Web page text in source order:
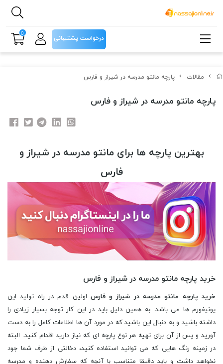
مقالات پارچه مانتو مدرسه در شیراز و فارس
پارچه مانتو مدرسه در شیراز و فارس
بهترین پارچه ها برای مانتو مدرسه در شیراز و
فارس
خرید پارچه مانتو مدرسه در شیراز و فارس
خرید پارچه مانتو مدرسه در شیراز و فارس اولین قدم در راه تولید این
یونیفورم ها می باشد. به همین دلیل باید در این کار توجه بسیار زیادی را
داشته باشید و به دنبال این باشید که در مورد آن ها اطلاعات کامل را به دست
آورید و پس از آن برای تهیه هر نوع پارچه ای که نیاز دارید اقدام کنید. البته
در زمینه رنگ هایی که می توانید استفاده کنید، دخالتی از طرف شما جود
نخواهد داشت و باید دقیقا متناسب با آنچه که سفارش دهنده و مدرسه
درخواست پشتیبانی
0